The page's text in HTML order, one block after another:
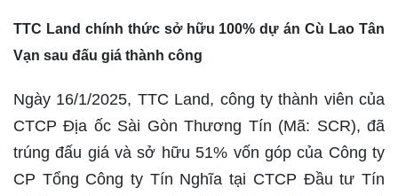
TTC Land chính thức sở hữu 100% dự án Cù Lao Tân
Vạn sau đấu giá thành công
Ngày 16/1/2025, TTC Land, công ty thành viên của
CTCP Địa ốc Sài Gòn Thương Tín (Mã: SCR), đã
trúng đấu giá và sở hữu 51% vốn góp của Công ty
CP Tổng Công ty Tín Nghĩa tại CTCP Đầu tư Tín